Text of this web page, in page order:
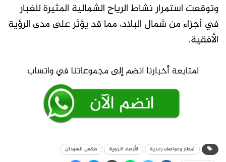
وتوقعت استمرار نشاط الرياح الشمالية المثيرة للغبار
في أجزاء من شمال البلاد، مما قد يؤثر على مدى الرؤية
الأفقية.
أمطار وعواصف رعدية الأرصاد الجوية طقس السودان